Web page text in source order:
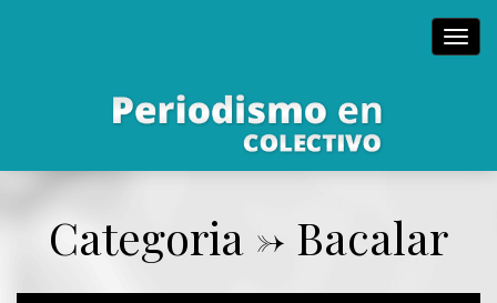
Categoria -> Bacalar